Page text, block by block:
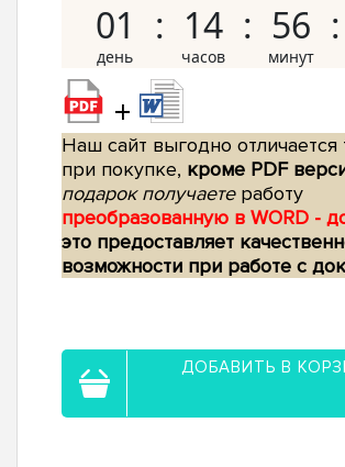
01 14 56
+
Наш сайт выгодно отличается
при покупке, кроме PDF
подарок получаетеработу
преобразованную в WORD -
это предоставляет
возможности при работе с
ДОБАВИТЬ В